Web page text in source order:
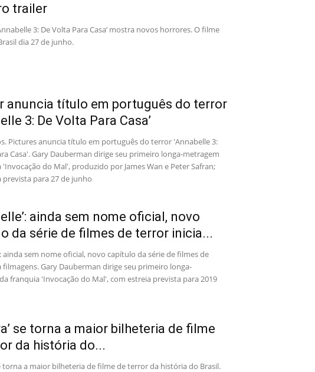
trailer
3: De Volta Para Casa’ mostra novos horrores. O filme
dia 27 de junho.
anuncia título em português do terror
3: De Volta Para Casa’
Pictures anuncia título em português do terror 'Annabelle 3:
Casa'. Gary Dauberman dirige seu primeiro longa-metragem
do Mal', produzido por James Wan e Peter Safran;
prevista para 27 de junho
ainda sem nome oficial, novo
da série de filmes de terror inicia...
ainda sem nome oficial, novo capítulo da série de filmes de
Gary Dauberman dirige seu primeiro longa-
franquia 'Invocação do Mal', com estreia prevista para 2019
se torna a maior bilheteria de filme
da história do...
torna a maior bilheteria de filme de terror da história do Brasil.